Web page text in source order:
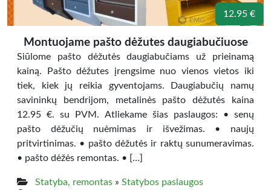
12.95 €
Montuojame pašto dėžutes daugiabučiuose
Siūlome pašto dėžutės daugiabučiams už prieinamą
kainą. Pašto dėžutes įrengsime nuo vienos vietos iki
tiek, kiek jų reikia gyventojams. Daugiabučių namų
savininkų bendrijom, metalinės pašto dėžutės kaina
12.95 €. su PVM. Atliekame šias paslaugos: • senų
pašto dėžučių nuėmimas ir išvežimas. • naujų
pritvirtinimas. • pašto dėžutės ir raktų sunumeravimas.
• pašto dėžės remontas. • […]
Statyba, remontas » Statybos paslaugos